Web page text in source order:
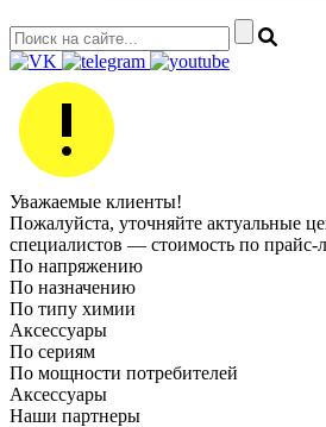
Уважаемые клиенты!
Пожалуйста, уточняйте актуальные
специалистов — стоимость по
По напряжению
По назначению
По типу химии
Аксессуары
По сериям
По мощности потребителей
Аксессуары
Наши партнеры